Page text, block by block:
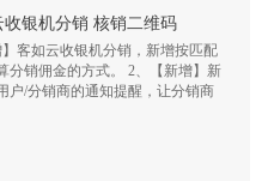
银机分销 核销二维码
客如云收银机分销，新增按匹配
分销佣金的方式。 2、【新增】新
户/分销商的通知提醒，让分销商